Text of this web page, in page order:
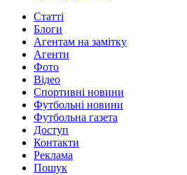
Статті
Блоги
Агентам на замітку
Агенти
Фото
Відео
Спортивні новини
Футбольні новини
Футбольна газета
Доступ
Контакти
Реклама
Пошук